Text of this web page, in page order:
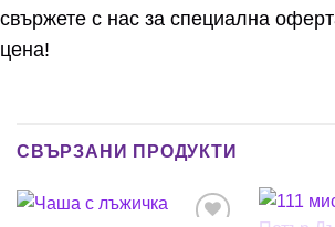
свържете с нас за специална
цена!
СВЪРЗАНИ ПРОДУКТИ